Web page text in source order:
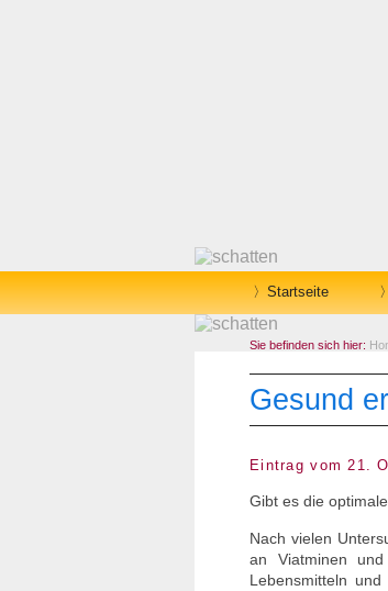
Startseite
Sie befinden sich hier:
Gesund
Eintrag vom 21.
Gibt es die
Nach vielen
an Viatminen
Lebensmitteln